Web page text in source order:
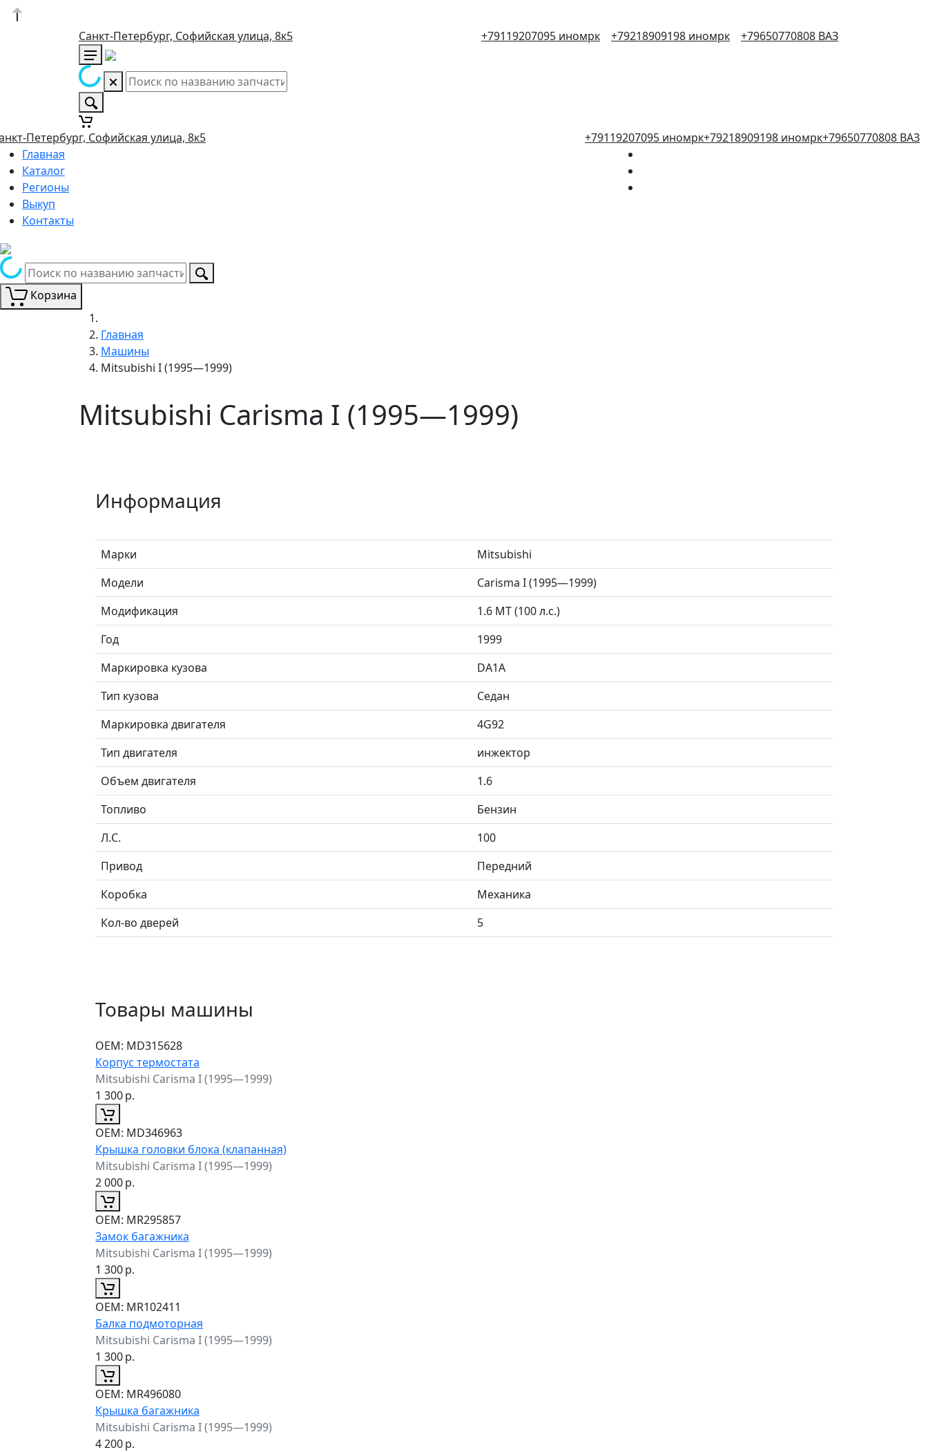
Санкт-Петербург, Софийская улица, 8к5 +79119207095 иномрк +79218909198 иномрк +79650770808 ВАЗ
Петербург, Софийская улица, 8к5 +79119207095 иномрк+79218909198 иномрк+79650770808 ВАЗ
Главная
Каталог
Регионы
Выкуп
Контакты
Корзина
Главная
Машины
Mitsubishi I (1995—1999)
Mitsubishi Carisma I (1995—1999)
Информация
Марки
Mitsubishi
Модели
Carisma I (1995—1999)
Модификация
1.6 MT (100 л.с.)
Год
1999
Маркировка кузова
DA1A
Тип кузова
Седан
Маркировка двигателя
4G92
Тип двигателя
инжектор
Объем двигателя
1.6
Топливо
Бензин
Л.C.
100
Привод
Передний
Коробка
Механика
Кол-во дверей
5
Товары машины
ОЕМ: MD315628
Корпус термостата
Mitsubishi Carisma I (1995—1999)
1 300р.
ОЕМ: MD346963
Крышка головки блока (клапанная)
Mitsubishi Carisma I (1995—1999)
2 000р.
ОЕМ: MR295857
Замок багажника
Mitsubishi Carisma I (1995—1999)
1 300р.
ОЕМ: MR102411
Балка подмоторная
Mitsubishi Carisma I (1995—1999)
1 300р.
ОЕМ: MR496080
Крышка багажника
Mitsubishi Carisma I (1995—1999)
4 200р.